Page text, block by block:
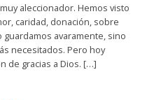
aleccionador. Hemos visto
caridad, donación, sobre
avaramente, sino
necesitados. Pero hoy
de gracias a Dios. […]